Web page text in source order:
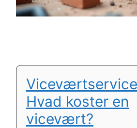
Viceværtservice
Hvad koster en
vicevært?